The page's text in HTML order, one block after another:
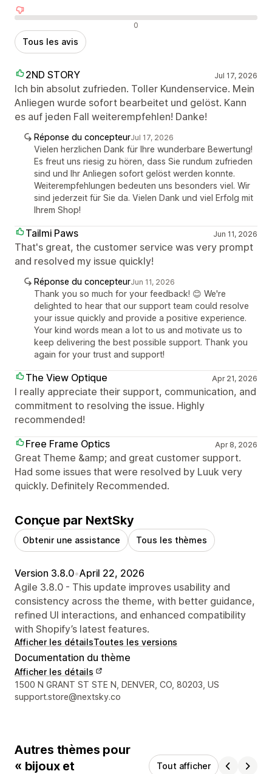
Avis négatifs 0
Tous les avis
2ND STORY Jul 17, 2026
Ich bin absolut zufrieden. Toller Kundenservice. Mein
Anliegen wurde sofort bearbeitet und gelöst. Kann
es auf jeden Fall weiterempfehlen! Danke!
Réponse du concepteurJul 17, 2026
Vielen herzlichen Dank für Ihre wunderbare Bewertung!
Es freut uns riesig zu hören, dass Sie rundum zufrieden
sind und Ihr Anliegen sofort gelöst werden konnte.
Weiterempfehlungen bedeuten uns besonders viel. Wir
sind jederzeit für Sie da. Vielen Dank und viel Erfolg mit
Ihrem Shop!
Tailmi Paws Jun 11, 2026
That's great, the customer service was very prompt
and resolved my issue quickly!
Réponse du concepteurJun 11, 2026
Thank you so much for your feedback! 😊 We're
delighted to hear that our support team could resolve
your issue quickly and provide a positive experience.
Your kind words mean a lot to us and motivate us to
keep delivering the best possible support. Thank you
again for your trust and support!
The View Optique Apr 21, 2026
I really appreciate their support, communication, and
commitment to resolving the issue. Highly
recommended!
Free Frame Optics
Apr 8, 2026
Great Theme &amp; and great customer support.
Had some issues that were resolved by Luuk very
quickly. Definitely Recommended.
Conçue par NextSky
Obtenir une assistance Tous les thèmes
Version 3.8.0•April 22, 2026
Agile 3.8.0 - This update improves usability and
consistency across the theme, with better guidance,
refined UI interactions, and enhanced compatibility
with Shopify’s latest features.
Afficher les détailsToutes les versions
Documentation du thème
Afficher les détails
Coordonnées du concepteur
1500 N GRANT ST STE N, DENVER, CO, 80203, US
support.store@nextsky.co
Autres thèmes pour
« bijoux et
Tout afficher